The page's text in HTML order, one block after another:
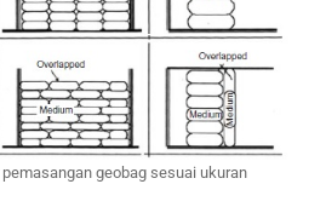
geobag sesuai ukuran